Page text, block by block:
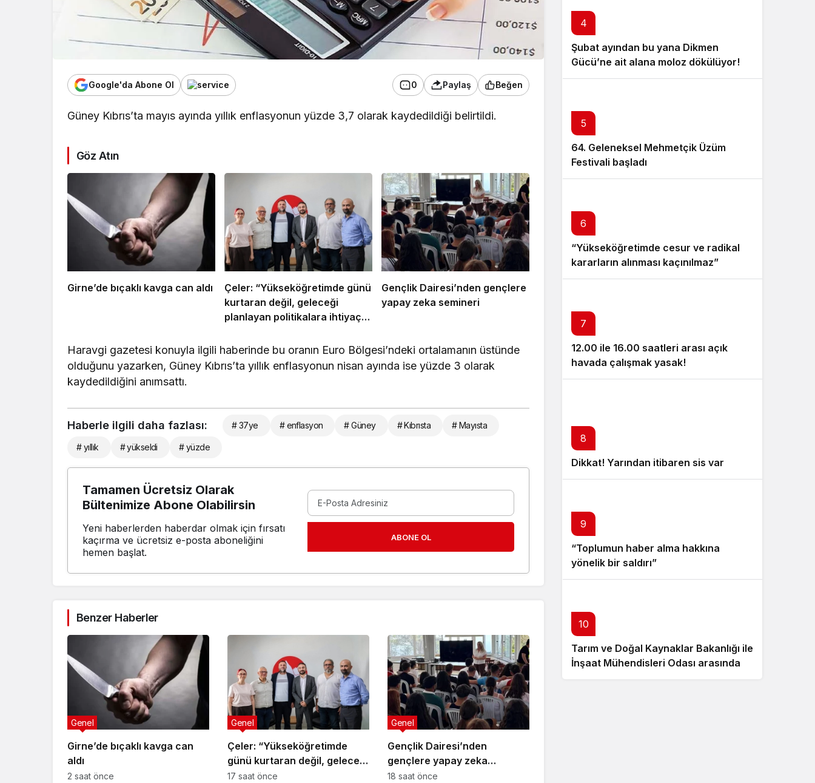
Google'da Abone Ol 0 Paylaş Beğen
Güney Kıbrıs’ta mayıs ayında yıllık enflasyonun yüzde 3,7 olarak kaydedildiği belirtildi.
Göz Atın
Girne’de bıçaklı kavga can aldı
Çeler: “Yükseköğretimde günü
kurtaran değil, geleceği
planlayan politikalara ihtiyaç
Gençlik Dairesi’nden gençlere
yapay zeka semineri
Haravgi gazetesi konuyla ilgili haberinde bu oranın Euro Bölgesi’ndeki ortalamanın üstünde
olduğunu yazarken, Güney Kıbrıs’ta yıllık enflasyonun nisan ayında ise yüzde 3 olarak
kaydedildiğini anımsattı.
Haberle ilgili daha fazlası: # 37ye # enflasyon # Güney # Kıbrısta # Mayısta
# yıllık # yükseldi # yüzde
Tamamen Ücretsiz Olarak
Bültenimize Abone Olabilirsin
Yeni haberlerden haberdar olmak için fırsatı
kaçırma ve ücretsiz e-posta aboneliğini
hemen başlat.
ABONE OL
Benzer Haberler
Girne’de bıçaklı kavga can
aldı
Genel
2 saat önce
Çeler: “Yükseköğretimde
günü kurtaran değil, geleceği
planlayan politikalara ihtiyaç
Genel
17 saat önce
Gençlik Dairesi’nden
gençlere yapay zeka
semineri
Genel
18 saat önce
4
Şubat ayından bu yana Dikmen
Gücü’ne ait alana moloz dökülüyor!
5
64. Geleneksel Mehmetçik Üzüm
Festivali başladı
6
“Yükseköğretimde cesur ve radikal
kararların alınması kaçınılmaz”
7
12.00 ile 16.00 saatleri arası açık
havada çalışmak yasak!
8
Dikkat! Yarından itibaren sis var
9
“Toplumun haber alma hakkına
yönelik bir saldırı”
10
Tarım ve Doğal Kaynaklar Bakanlığı ile
İnşaat Mühendisleri Odası arasında iş